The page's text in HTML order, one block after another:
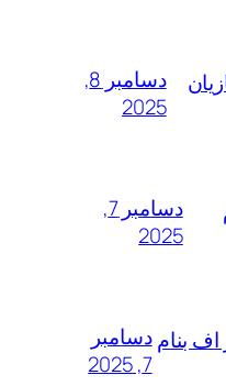
دسامبر 8,
2025
دسامبر 7,
2025
بنام دسامبر
7, 2025